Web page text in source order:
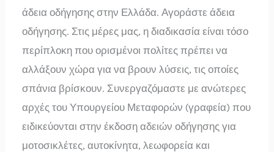
άδεια οδήγησης στην Ελλάδα. Αγοράστε άδεια
οδήγησης. Στις μέρες μας, η διαδικασία είναι τόσο
περίπλοκη που ορισμένοι πολίτες πρέπει να
αλλάξουν χώρα για να βρουν λύσεις, τις οποίες
σπάνια βρίσκουν. Συνεργαζόμαστε με ανώτερες
αρχές του Υπουργείου Μεταφορών (γραφεία) που
ειδικεύονται στην έκδοση αδειών οδήγησης για
μοτοσικλέτες, αυτοκίνητα, λεωφορεία και